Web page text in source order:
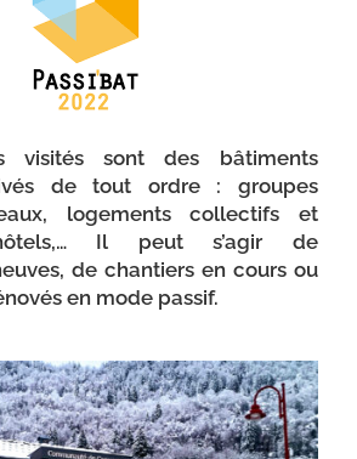
visités sont des bâtiments
de tout ordre : groupes
logements collectifs et
Il peut s’agir de
de chantiers en cours ou
en mode passif.